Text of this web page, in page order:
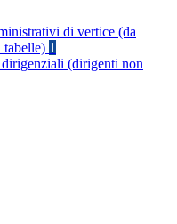
di vertice (da
tabelle) 1
(dirigenti non